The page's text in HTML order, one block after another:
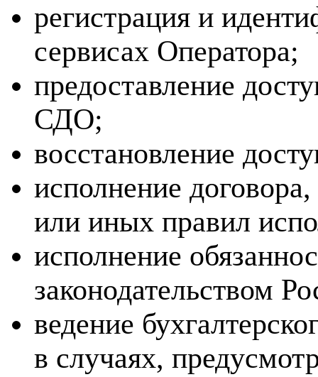
регистрация и
сервисах Оператора;
предоставление
СДО;
восстановление
исполнение
или иных правил
исполнение
законодательством
ведение
в случаях,